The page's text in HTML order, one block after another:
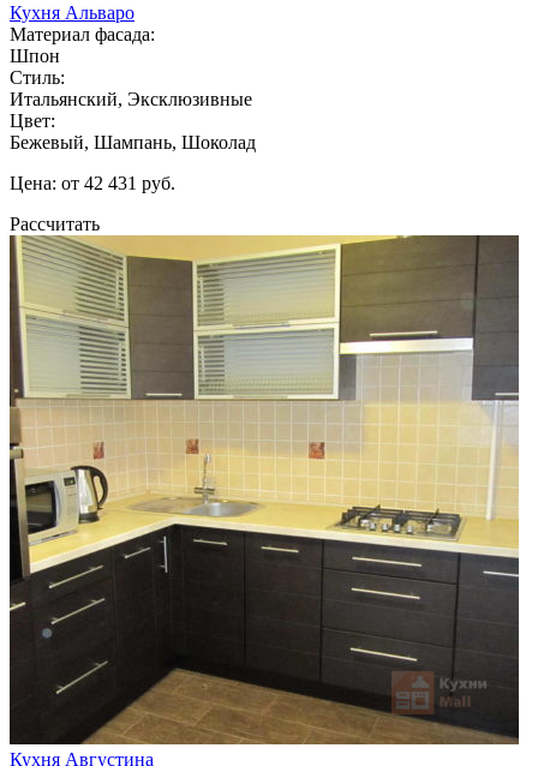
Кухня Альваро
Материал фасада:
Шпон
Стиль:
Итальянский, Эксклюзивные
Цвет:
Бежевый, Шампань, Шоколад
Цена: от 42 431 руб.
Рассчитать
Кухня Августина